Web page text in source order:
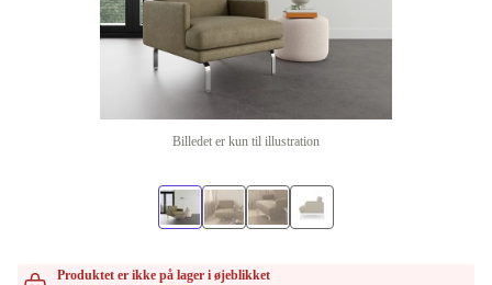
Billedet er kun til illustration
Produktet er ikke på lager i øjeblikket